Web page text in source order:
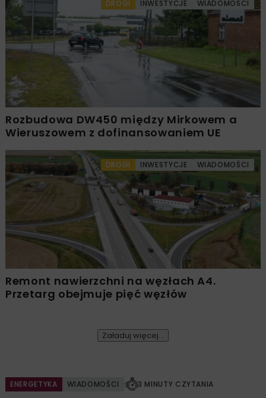
DROGI INWESTYCJE WIADOMOŚCI
Rozbudowa DW450 między Mirkowem a
Wieruszowem z dofinansowaniem UE
DROGI INWESTYCJE WIADOMOŚCI
Remont nawierzchni na węzłach A4.
Przetarg obejmuje pięć węzłów
Załaduj więcej...
ENERGETYKA WIADOMOŚCI 3 MINUTY CZYTANIA